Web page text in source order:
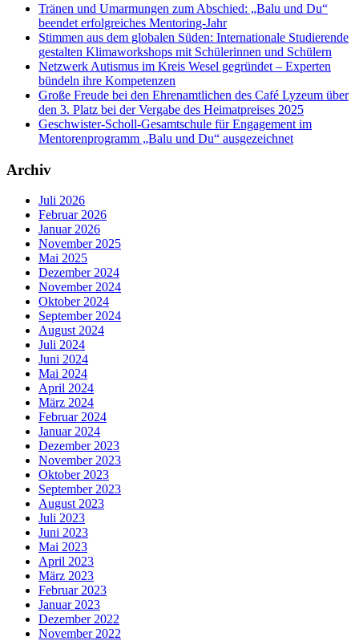
Tränen und Umarmungen zum Abschied: „Balu und Du“
beendet erfolgreiches Mentoring-Jahr
Stimmen aus dem globalen Süden: Internationale Studierende
gestalten Klimaworkshops mit Schülerinnen und Schülern
Netzwerk Autismus im Kreis Wesel gegründet – Experten
bündeln ihre Kompetenzen
Große Freude bei den Ehrenamtlichen des Café Lyzeum über
den 3. Platz bei der Vergabe des Heimatpreises 2025
Geschwister-Scholl-Gesamtschule für Engagement im
Mentorenprogramm „Balu und Du“ ausgezeichnet
Archiv
Juli 2026
Februar 2026
Januar 2026
November 2025
Mai 2025
Dezember 2024
November 2024
Oktober 2024
September 2024
August 2024
Juli 2024
Juni 2024
Mai 2024
April 2024
März 2024
Februar 2024
Januar 2024
Dezember 2023
November 2023
Oktober 2023
September 2023
August 2023
Juli 2023
Juni 2023
Mai 2023
April 2023
März 2023
Februar 2023
Januar 2023
Dezember 2022
November 2022